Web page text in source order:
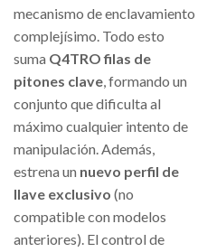
mecanismo de enclavamiento
complejísimo. Todo esto
suma Q4TRO filas de
pitones clave, formando un
conjunto que dificulta al
máximo cualquier intento de
manipulación. Además,
estrena un nuevo perfil de
llave exclusivo (no
compatible con modelos
anteriores). El control de